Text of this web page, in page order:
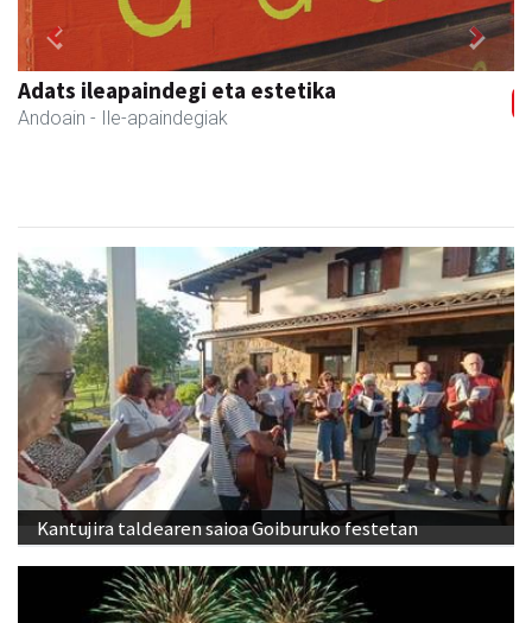
Adats ileapaindegi eta estetika
Andoain - Ile-apaindegiak
Previous Next
Kantujira taldearen saioa Goiburuko festetan